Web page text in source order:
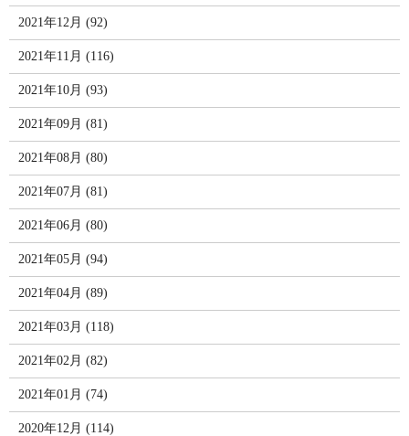
2021年12月 (92)
2021年11月 (116)
2021年10月 (93)
2021年09月 (81)
2021年08月 (80)
2021年07月 (81)
2021年06月 (80)
2021年05月 (94)
2021年04月 (89)
2021年03月 (118)
2021年02月 (82)
2021年01月 (74)
2020年12月 (114)